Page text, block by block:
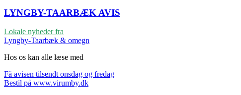
LYNGBY-TAARBÆK AVIS
Lokale nyheder fra
Lyngby-Taarbæk & omegn
Hos os kan alle læse med
Få avisen tilsendt onsdag og fredag
Bestil på www.virumby.dk